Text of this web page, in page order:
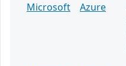
Microsoft
Azure